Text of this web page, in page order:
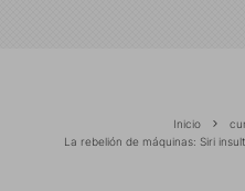
Inicio
La rebelión de máquinas: Siri